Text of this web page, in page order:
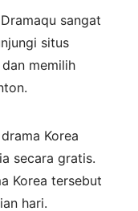
sangat
situs
memilih
Korea
secara gratis.
Korea tersebut
hari.